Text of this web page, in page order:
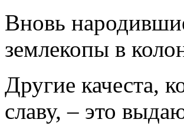
Вновь
землекопы в
Другие качеста,
славу, – это